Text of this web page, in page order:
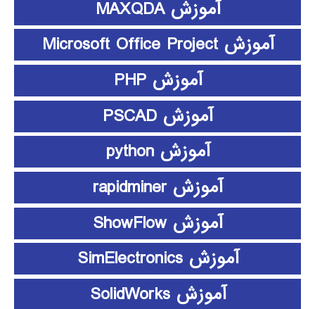
آموزش MAXQDA
آموزش Microsoft Office Project
آموزش PHP
آموزش PSCAD
آموزش python
آموزش rapidminer
آموزش ShowFlow
آموزش SimElectronics
آموزش SolidWorks